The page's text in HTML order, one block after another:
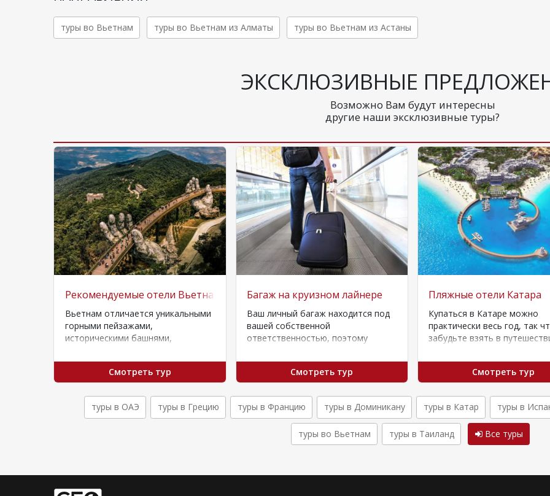
туры во Вьетнам туры во Вьетнам из Алматы туры во Вьетнам из Астаны
ЭКСКЛЮЗИВНЫЕ
Возможно Вам будут интересны
другие наши эксклюзивные туры?
ТурцииРекомендуемые отели Вьетнама
Вьетнам отличается уникальными
горными пейзажами,
историческими башнями,
пещерами и природными
песчаными пляжами. Умеренный
Смотреть тур
Багаж на круизном лайнере
Ваш личный багаж находится под
вашей собственной
ответственностью, поэтому
случай потери или повреждения.
Мы рекомендуем пассажирам…
Смотреть тур
Пляжные отели Катара
Купаться в Катаре можно
практически весь год, так
забудьте взять в
для…
Смотреть тур
туры в ОАЭ туры в Грецию туры в Францию туры в Доминикану туры в Катар туры в
туры во Вьетнам туры в Таиланд Все туры